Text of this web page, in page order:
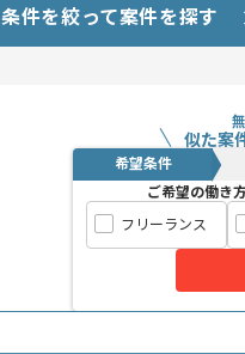
条件を絞って案件を探す
似た案
希望条件
ご希望の働き
フリーランス